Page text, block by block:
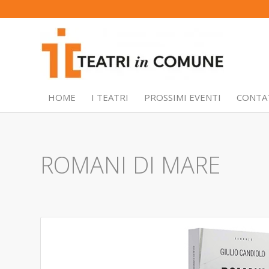
HOME I TEATRI PROSSIMI EVENTI
ROMANI DI MARE